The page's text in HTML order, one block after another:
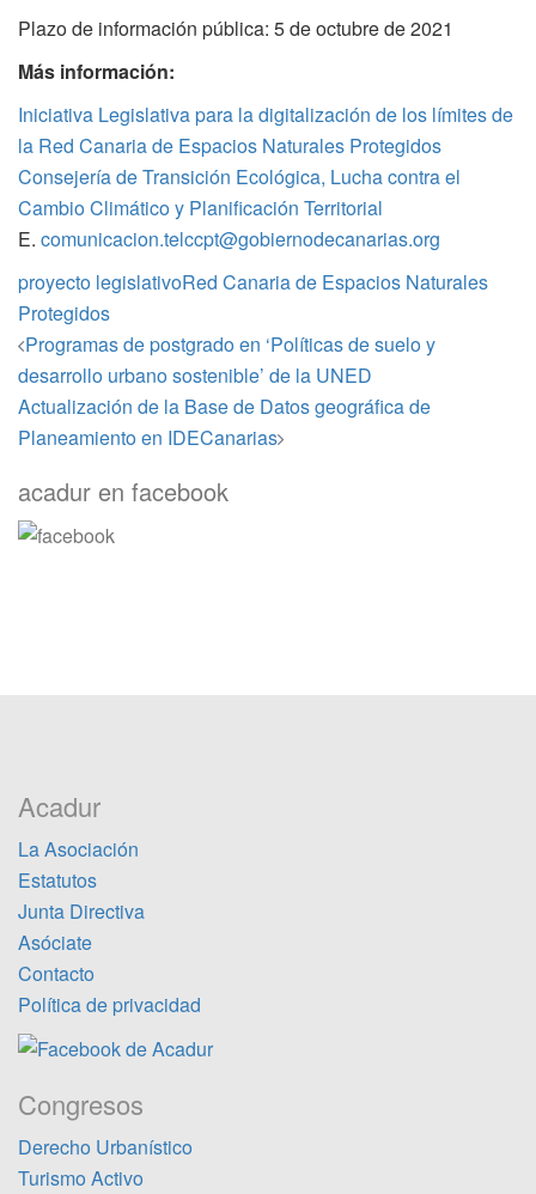
Plazo de información pública: 5 de octubre de 2021
Más información:
Iniciativa Legislativa para la digitalización de los límites de
la Red Canaria de Espacios Naturales Protegidos
Consejería de Transición Ecológica, Lucha contra el
Cambio Climático y Planificación Territorial
E. comunicacion.telccpt@gobiernodecanarias.org
proyecto legislativoRed Canaria de Espacios Naturales
Protegidos
Navegación
de
entradas
Programas de postgrado en ‘Políticas de suelo y
desarrollo urbano sostenible’ de la UNED
Actualización de la Base de Datos geográfica de
Planeamiento en IDECanarias
acadur en facebook
Acadur
La Asociación
Estatutos
Junta Directiva
Asóciate
Contacto
Política de privacidad
Congresos
Derecho Urbanístico
Turismo Activo